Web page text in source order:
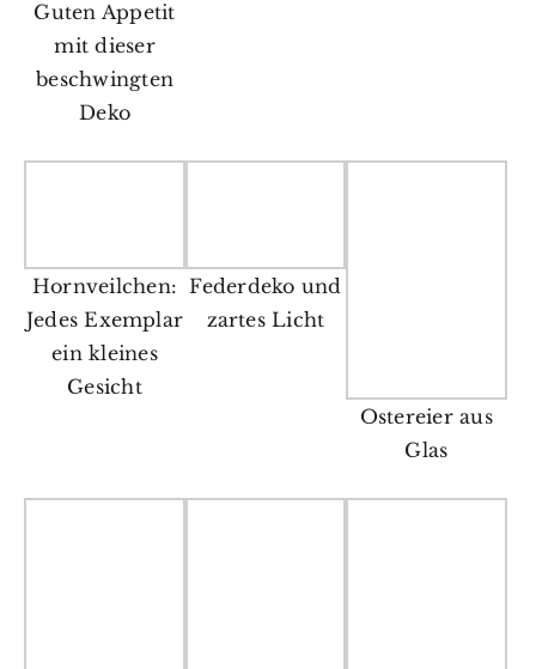
Guten Appetit
mit dieser
beschwingten
Deko
Hornveilchen:
Jedes Exemplar
ein kleines
Gesicht
Federdeko und
zartes Licht
Ostereier aus
Glas